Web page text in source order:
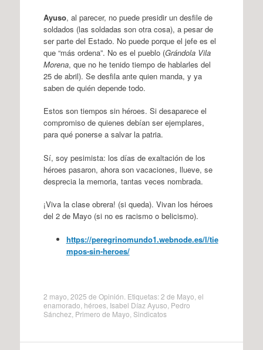
Ayuso, al parecer, no puede presidir un desfile de
soldados (las soldadas son otra cosa), a pesar de
ser parte del Estado. No puede porque el jefe es el
que “más ordena”. No es el pueblo (Grándola Vila
Morena, que no he tenido tiempo de hablarles del
25 de abril). Se desfila ante quien manda, y ya
saben de quién depende todo.
Estos son tiempos sin héroes. Si desaparece el
compromiso de quienes debían ser ejemplares,
para qué ponerse a salvar la patria.
Sí, soy pesimista: los días de exaltación de los
héroes pasaron, ahora son vacaciones, llueve, se
desprecia la memoria, tantas veces nombrada.
¡Viva la clase obrera! (si queda). Vivan los héroes
del 2 de Mayo (si no es racismo o belicismo).
https://peregrinomundo1.webnode.es/l/tie
mpos-sin-heroes/
2 mayo, 2025 de Opinión . Etiquetas:2 de Mayo el
enamorado héroes, Isabel Díaz Ayuso Pedro
Sánchez, Primero de Mayo Sindicatos